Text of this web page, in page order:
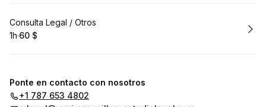
Reservar
Consulta Legal / Otros
.Duración
1h·
.Precio
60 $
Ponte en contacto con nosotros
+1 787 653 4802